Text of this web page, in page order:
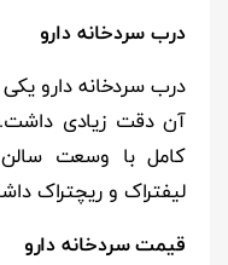
درب سردخانهدارو
درب سردخانه دارو
آن دقت زیادی
کامل با وسعت سالن
لیفتراک و ریچتراک
​​قیمت سردخانهدارو